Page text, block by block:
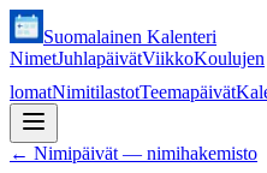
Suomalainen Kalenteri
NimetJuhlapäivätViikkoKoulujen
lomatNimitilastotTeemapäivät
← Nimipäivät — nimihakemisto